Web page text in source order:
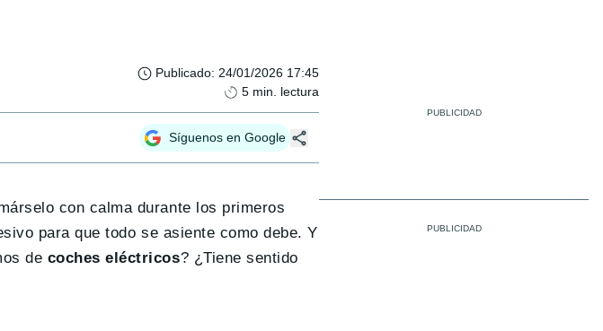
Publicado: 24/01/2026 17:45
5 min. lectura
Síguenos en Google
con calma durante los primeros
para que todo se asiente como debe. Y
de coches eléctricos? ¿Tiene sentido